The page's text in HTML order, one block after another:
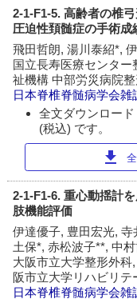
2-1-F1-5. 高齢者の椎
圧迫性頚髄症の手術成
飛田哲朗, 湯川泰紹*,
国立長寿医療センタ
祉機構 中部労災病院
日本脊椎脊髄病学会雑
全文ダウンロー
(税込) です。
download
2-1-F1-6. 重心動揺計
肢機能評価
伊達優子, 豊田宏光,
土保*, 赤松波子**, 中
大阪市立大学整形外
阪市立大学リハビリテ
日本脊椎脊髄病学会雑